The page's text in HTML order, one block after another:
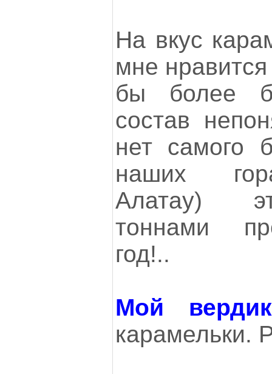
На вкус
мне
бы более
состав
нет самого
наших
Алатау)
тоннами
год!..
Мой
карамельки.